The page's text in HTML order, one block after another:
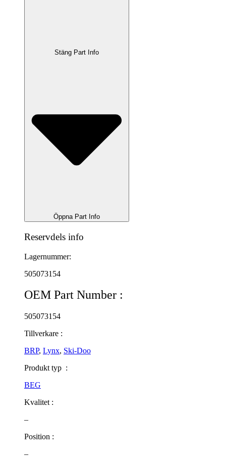
Stäng Part Info
Öppna Part Info
Reservdels info
Lagernummer:
505073154
OEM Part Number :
505073154
Tillverkare :
BRP, Lynx, Ski-Doo
Produkt typ :
BEG
Kvalitet :
–
Position :
–